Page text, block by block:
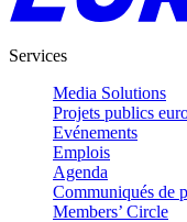
Services
Media Solutions
Projets publics
Evénements
Emplois
Agenda
Communiqués de
Members’ Circle